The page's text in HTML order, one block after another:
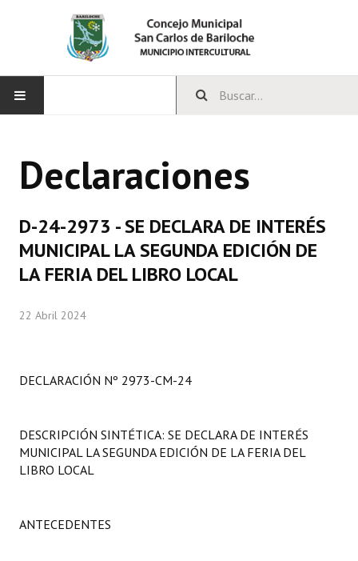
CONCEJO
Integrantes del Concejo
Comisiones Permanentes
Comisiones Especiales
Programas
Constitución Nacional
Declaraciones
D-24-2973 - SE DECLARA DE INTERÉS
MUNICIPAL LA SEGUNDA EDICIÓN DE
LA FERIA DEL LIBRO LOCAL
22 Abril 2024
DECLARACIÓN Nº 2973-CM-24
DESCRIPCIÓN SINTÉTICA: SE DECLARA DE INTERÉS
MUNICIPAL LA SEGUNDA EDICIÓN DE LA FERIA DEL
LIBRO LOCAL
ANTECEDENTES